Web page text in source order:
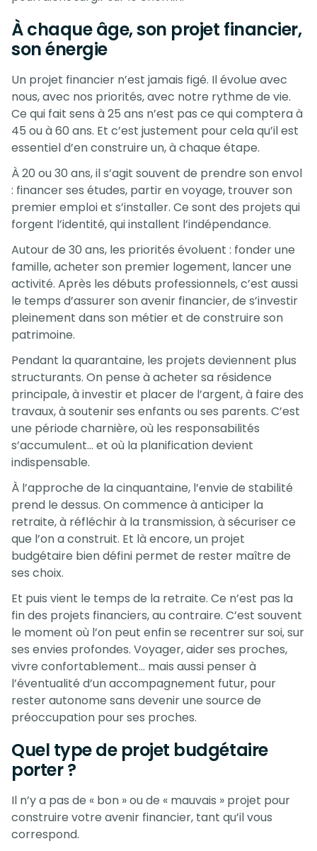
À chaque âge, son projet financier,
son énergie
Un projet financier n’est jamais figé. Il évolue avec
nous, avec nos priorités, avec notre rythme de vie.
Ce qui fait sens à 25 ans n’est pas ce qui comptera à
45 ou à 60 ans. Et c’est justement pour cela qu’il est
essentiel d’en construire un, à chaque étape.
À 20 ou 30 ans, il s’agit souvent de prendre son envol
: financer ses études, partir en voyage, trouver son
premier emploi et s’installer. Ce sont des projets qui
forgent l’identité, qui installent l’indépendance.
Autour de 30 ans, les priorités évoluent : fonder une
famille, acheter son premier logement, lancer une
activité. Après les débuts professionnels, c’est aussi
le temps d’assurer son avenir financier, de s’investir
pleinement dans son métier et de construire son
patrimoine.
Pendant la quarantaine, les projets deviennent plus
structurants. On pense à acheter sa résidence
principale, à investir et placer de l’argent, à faire des
travaux, à soutenir ses enfants ou ses parents. C’est
une période charnière, où les responsabilités
s’accumulent… et où la planification devient
indispensable.
À l’approche de la cinquantaine, l’envie de stabilité
prend le dessus. On commence à anticiper la
retraite, à réfléchir à la transmission, à sécuriser ce
que l’on a construit. Et là encore, un projet
budgétaire bien défini permet de rester maître de
ses choix.
Et puis vient le temps de la retraite. Ce n’est pas la
fin des projets financiers, au contraire. C’est souvent
le moment où l’on peut enfin se recentrer sur soi, sur
ses envies profondes. Voyager, aider ses proches,
vivre confortablement… mais aussi penser à
l’éventualité d’un accompagnement futur, pour
rester autonome sans devenir une source de
préoccupation pour ses proches.
Quel type de projet budgétaire
porter ?
Il n’y a pas de « bon » ou de « mauvais » projet pour
construire votre avenir financier, tant qu’il vous
correspond.